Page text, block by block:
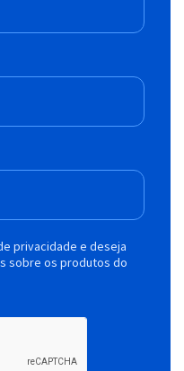
privacidade e deseja
sobre os produtos do